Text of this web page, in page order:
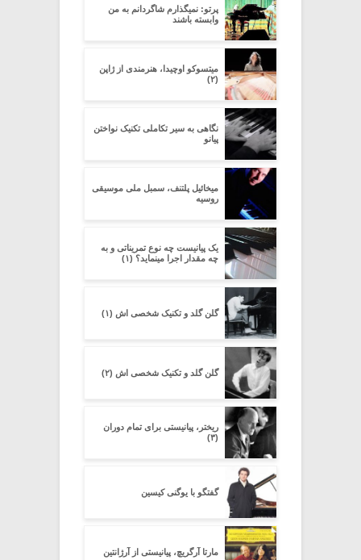
پرتو: نمیگذارم شاگردانم به من
وابسته باشند
میتسوکو اوچیدا، هنرمندی از ژاپن
(۲)
نگاهی به سیر تکاملی تکنیک نواختن
پیانو
میخائیل پلتنف، سمبل ملی موسیقی
روسیه
یک پیانیست چه نوع تمریناتی و به
چه مقدار اجرا مینماید؟ (۱)
گلن گلد و تکنیک شخصی اش (۱)
گلن گلد و تکنیک شخصی اش (۲)
ریختر، پیانیستی برای تمام دوران
(۳)
گفتگو با یوگنی کیسین
مارتا آرگریچ، پیانیستی از آرژانتین